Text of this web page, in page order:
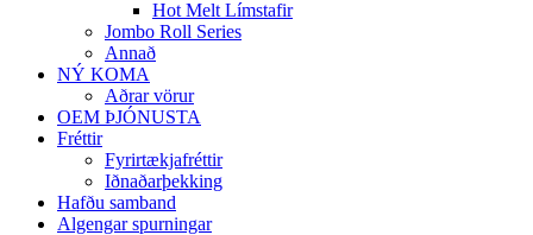
Hot Melt Límstafir
Jombo Roll Series
Annað
NÝ KOMA
Aðrar vörur
OEM ÞJÓNUSTA
Fréttir
Fyrirtækjafréttir
Iðnaðarþekking
Hafðu samband
Algengar spurningar